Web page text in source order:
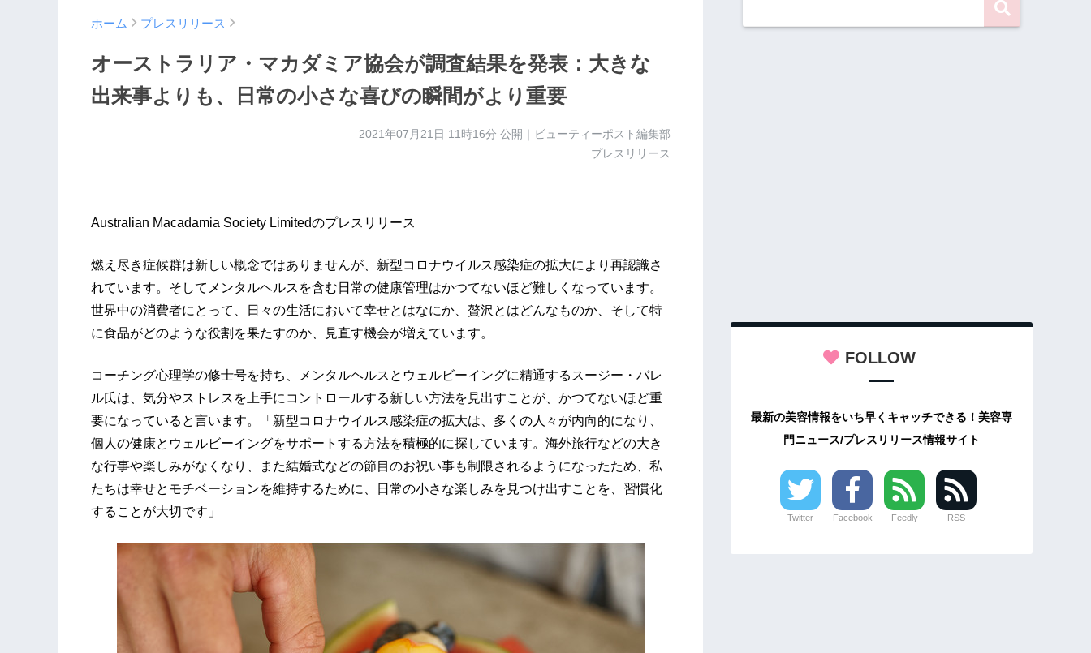
ホーム プレスリリース
オーストラリア・マカダミア協会が調査結果を発表：大きな
出来事よりも、日常の小さな喜びの瞬間がより重要
2021年07月21日 11時16分 公開｜ビューティーポスト編集部
プレスリリース
Australian Macadamia Society Limitedのプレスリリース
燃え尽き症候群は新しい概念ではありませんが、新型コロナウイルス感染症の拡大により再認識さ
れています。そしてメンタルヘルスを含む日常の健康管理はかつてないほど難しくなっています。
世界中の消費者にとって、日々の生活において幸せとはなにか、贅沢とはどんなものか、そして特
に食品がどのような役割を果たすのか、見直す機会が増えています。
コーチング心理学の修士号を持ち、メンタルヘルスとウェルビーイングに精通するスージー・バレ
ル氏は、気分やストレスを上手にコントロールする新しい方法を見出すことが、かつてないほど重
要になっていると言います。「新型コロナウイルス感染症の拡大は、多くの人々が内向的になり、
個人の健康とウェルビーイングをサポートする方法を積極的に探しています。海外旅行などの大き
な行事や楽しみがなくなり、また結婚式などの節目のお祝い事も制限されるようになったため、私
たちは幸せとモチベーションを維持するために、日常の小さな楽しみを見つけ出すことを、習慣化
することが大切です」
FOLLOW
最新の美容情報をいち早くキャッチできる！美容専
門ニュース/プレスリリース情報サイト
Twitter Facebook Feedly RSS